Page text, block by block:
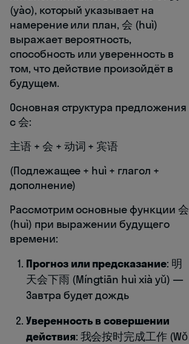
(yào), который указывает на
намерение или план, 会 (huì)
выражает вероятность,
способность или уверенность в
том, что действие произойдёт в
будущем.
Основная структура предложения
с 会:
主语 + 会 + 动词 + 宾语
(Подлежащее + huì + глагол +
дополнение)
Рассмотрим основные функции 会
(huì) при выражении будущего
времени:
Прогноз или предсказание: 明
天会下雨 (Míngtiān huì xià yǔ) —
Завтра будет дождь
Уверенность в совершении
действия: 我会按时完成工作 (Wǒ